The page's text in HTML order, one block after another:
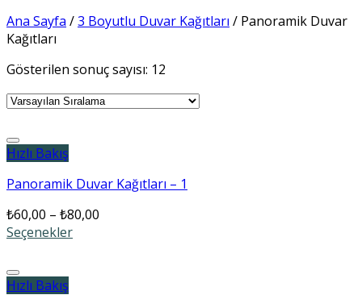
Ana Sayfa /3 Boyutlu Duvar Kağıtları / Panoramik Duvar
Kağıtları
Gösterilen sonuç sayısı: 12
Hızlı Bakış
Panoramik Duvar Kağıtları – 1
₺60,00 – ₺80,00
Seçenekler
Hızlı Bakış